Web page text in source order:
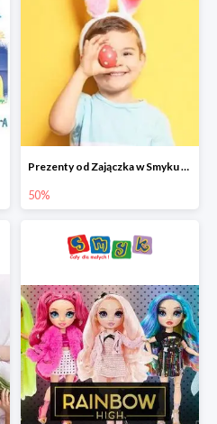
Prezenty od Zajączka w Smyku do -50%
50%